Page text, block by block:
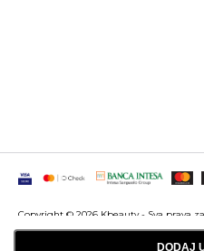
DODAJ
Copyright © 2026 Kbeauty - Sva prava
Maintenanced by